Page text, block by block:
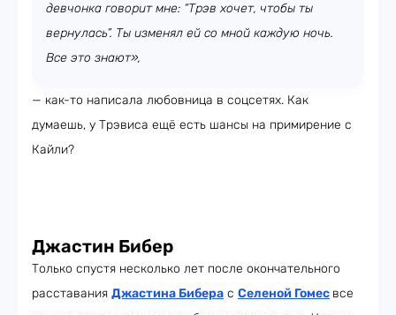
девчонка говорит мне: “Трэв хочет, чтобы ты
вернулась”. Ты изменял ей со мной каждую ночь.
Все это знают»,
— как-то написала любовница в соцсетях. Как
думаешь, у Трэвиса ещё есть шансы на примирение с
Кайли?
Джастин Бибер
Только спустя несколько лет после окончательного
расставания Джастина Бибера с Селеной Гомес все